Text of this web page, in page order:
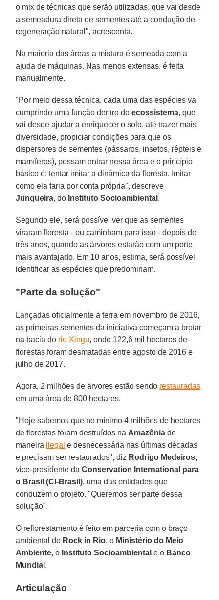
o mix de técnicas que serão utilizadas, que vai desde
a semeadura direta de sementes até a condução de
regeneração natural", acrescenta.
Na maioria das áreas a mistura é semeada com a
ajuda de máquinas. Nas menos extensas, é feita
manualmente.
"Por meio dessa técnica, cada uma das espécies vai
cumprindo uma função dentro doecossistema, que
vai desde ajudar a enriquecer o solo, até trazer mais
diversidade, propiciar condições para que os
dispersores de sementes (pássaros, insetos, répteis e
mamíferos), possam entrar nessa área e o princípio
básico é: tentar imitar a dinâmica da floresta. Imitar
como ela faria por conta própria", descreve
Junqueira, do Instituto Socioambiental .
Segundo ele, será possível ver que as sementes
viraram floresta - ou caminham para isso - depois de
três anos, quando as árvores estarão com um porte
mais avantajado. Em 10 anos, estima, será possível
identificar as espécies que predominam.
"Parte da solução"
Lançadas oficialmente à terra em novembro de 2016,
as primeiras sementes da iniciativa começam a brotar
na bacia do rio Xingu, onde 122,6 mil hectares de
florestas foram desmatadas entre agosto de 2016 e
julho de 2017.
Agora, 2 milhões de árvores estão sendo restauradas
em uma área de 800 hectares.
"Hoje sabemos que no mínimo 4 milhões de hectares
de florestas foram destruídos na Amazônia de
maneira ilegal e desnecessária nas últimas décadas
e precisam ser restaurados", diz Rodrigo Medeiros,
vice-presidente daConservation International para
o Brasil (CI-Brasil), uma das entidades que
conduzem o projeto. "Queremos ser parte dessa
solução".
O reflorestamento é feito em parceria com o braço
ambiental do Rock in Rio, o Ministério do Meio
Ambiente, o Instituto Socioambiental e o Banco
Mundial .
Articulação